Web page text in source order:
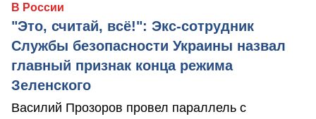
В России
"Это, считай, всё!": Экс-сотрудник
Службы безопасности Украины назвал
главный признак конца режима
Зеленского
Василий Прозоров провел параллель с